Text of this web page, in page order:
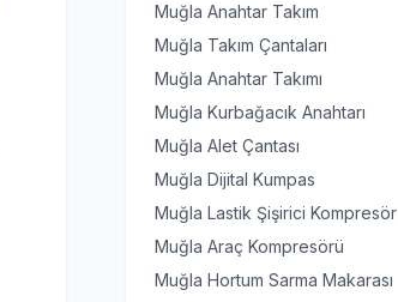
Muğla Anahtar Takım
Muğla Takım Çantaları
Muğla Anahtar Takımı
Muğla Kurbağacık Anahtarı
Muğla Alet Çantası
Muğla Dijital Kumpas
Muğla Lastik Şişirici Kompresör
Muğla Araç Kompresörü
Muğla Hortum Sarma Makarası